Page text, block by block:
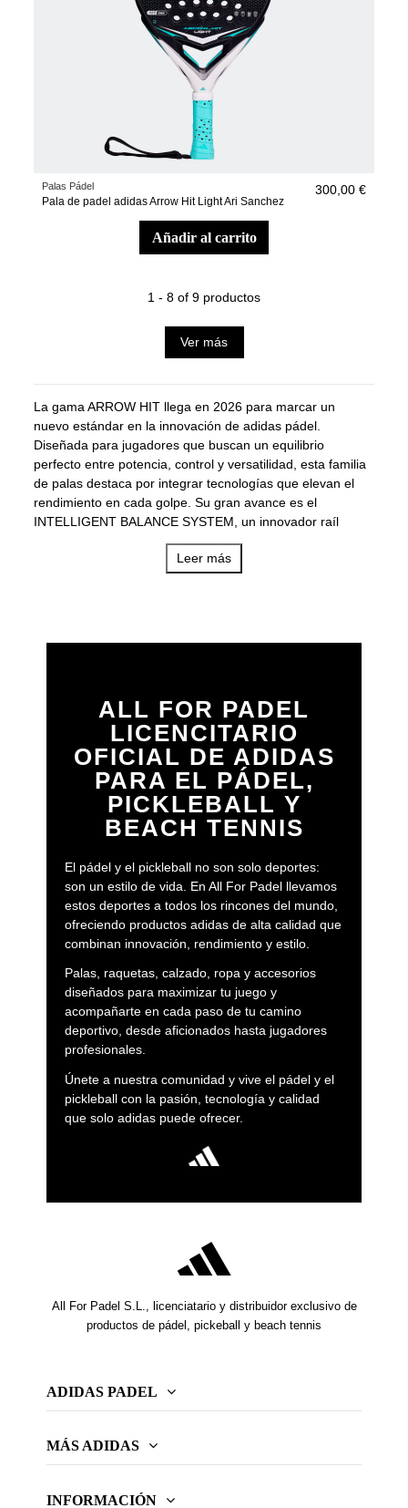
Palas Pádel
Pala de padel adidas Arrow Hit Light Ari Sanchez
300,00 €
añadir al carrito
1 - 8 of 9 productos
Ver más
La gama ARROW HIT llega en 2026 para marcar un
nuevo estándar en la innovación de adidas pádel.
Diseñada para jugadores que buscan un equilibrio
perfecto entre potencia, control y versatilidad, esta familia
de palas destaca por integrar tecnologías que elevan el
rendimiento en cada golpe. Su gran avance es el
INTELLIGENT BALANCE SYSTEM, un innovador raíl
situado en cada lateral de la pala que permite desplazar
un peso de 9 gramos sin posiciones predeterminadas.
estructuras combinan materiales resistentes y flexibles
que optimizan la durabilidad y el confort, mientras que sus
núcleos y puntos dulces están configurados para
maximizar la estabilidad y la facilidad de manejo. Esto
permite que cada pala responda de forma consistente
tanto en golpes de ataque como en situaciones
Los modelos de la gama comparten una filosofía común:
ofrecer una pala equilibrada, moderna y preparada para
acompañar la evolución del jugador. Su diseño, basado en
geometrías versátiles y sensaciones muy controlables, las
convierte en una opción ideal para quienes buscan un
ARROW HIT, adidas pádel da un paso adelante al ofrecer
una gama capaz de adaptarse al jugador y no al revés,
impulsando un estilo de juego más personalizable,
cómodo y eficiente.
Leer más
ALL FOR PADEL
LICENCITARIO
OFICIAL DE ADIDAS
PARA EL PÁDEL,
PICKLEBALL Y
BEACH TENNIS
El pádel y el pickleball no son solo deportes:
son un estilo de vida. En All For Padel llevamos
estos deportes a todos los rincones del mundo,
ofreciendo productos adidas de alta calidad que
combinan innovación, rendimiento y estilo.
Palas, raquetas, calzado, ropa y accesorios
diseñados para maximizar tu juego y
acompañarte en cada paso de tu camino
deportivo, desde aficionados hasta jugadores
profesionales.
Únete a nuestra comunidad y vive el pádel y el
pickleball con la pasión, tecnología y calidad
que solo adidas puede ofrecer.
All For Padel S.L., licenciatario y distribuidor exclusivo de
productos de pádel, pickeball y beach tennis
ADIDAS PADEL
MÁS ADIDAS
INFORMACIÓN